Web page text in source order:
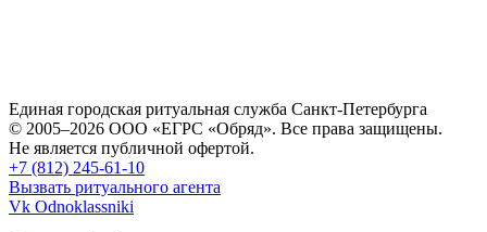
Единая городская ритуальная служба Санкт-Петербурга
© 2005–2026 ООО «ЕГРС «Обряд». Все права защищены.
Не является публичной офертой.
+7 (812) 245-61-10
Вызвать ритуального агента
Vk Odnoklassniki